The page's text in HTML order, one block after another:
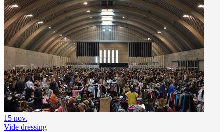
15 nov.
Vide dressing